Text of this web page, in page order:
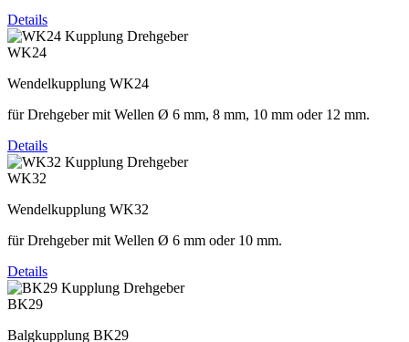
Details
WK24
Wendelkupplung WK24
für Drehgeber mit Wellen Ø 6 mm, 8 mm, 10 mm oder 12 mm.
Details
WK32
Wendelkupplung WK32
für Drehgeber mit Wellen Ø 6 mm oder 10 mm.
Details
BK29
Balgkupplung BK29